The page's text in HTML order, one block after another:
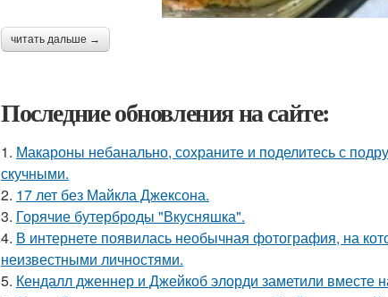
читать дальше →
Последние обновления на сайте:
1. Макароны небанально, сохраните и поделитесь с
скучными.
2. 17 лет без Майкла Джексона.
3. Горячие бутерброды "Вкусняшка".
4. В интернете появилась необычная фотография, на
неизвестными личностями.
5. Кендалл дженнер и Джейкоб элорди заметили вместе